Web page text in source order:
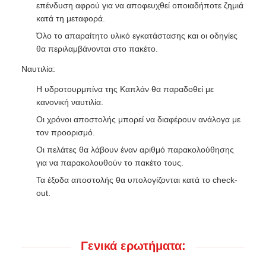
επένδυση αφρού για να αποφευχθεί οποιαδήποτε ζημιά
κατά τη μεταφορά.
Όλο το απαραίτητο υλικό εγκατάστασης και οι οδηγίες
θα περιλαμβάνονται στο πακέτο.
Ναυτιλία:
Η υδροτουρμπίνα της Καπλάν θα παραδοθεί με
κανονική ναυτιλία.
Οι χρόνοι αποστολής μπορεί να διαφέρουν ανάλογα με
τον προορισμό.
Οι πελάτες θα λάβουν έναν αριθμό παρακολούθησης
για να παρακολουθούν το πακέτο τους.
Τα έξοδα αποστολής θα υπολογίζονται κατά το check-
out.
Γενικά ερωτήματα: